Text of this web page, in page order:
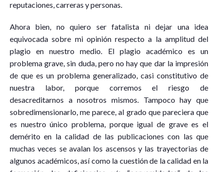
reputaciones, carreras y personas.
Ahora bien, no quiero ser fatalista ni dejar una idea
equivocada sobre mi opinión respecto a la amplitud del
plagio en nuestro medio. El plagio académico es un
problema grave, sin duda, pero no hay que dar la impresión
de que es un problema generalizado, casi constitutivo de
nuestra labor, porque corremos el riesgo de
desacreditarnos a nosotros mismos. Tampoco hay que
sobredimensionarlo, me parece, al grado que pareciera que
es nuestro único problema, porque igual de grave es el
demérito en la calidad de las publicaciones con las que
muchas veces se avalan los ascensos y las trayectorias de
algunos académicos, así como la cuestión de la calidad en la